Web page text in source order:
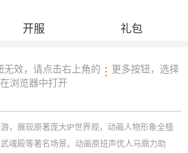
开服 礼包
效，请点击右上角的
更多按钮，选择
在浏览器中打开
，展现原著庞大IP世界观，动画人物形象全植
魂殿等著名场景。动画原班声优人马鼎力助